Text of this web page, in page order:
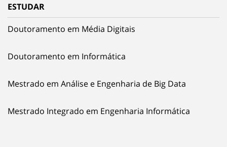
ESTUDAR
Doutoramento em Média Digitais
Doutoramento em Informática
Mestrado em Análise e Engenharia de Big Data
Mestrado Integrado em Engenharia Informática